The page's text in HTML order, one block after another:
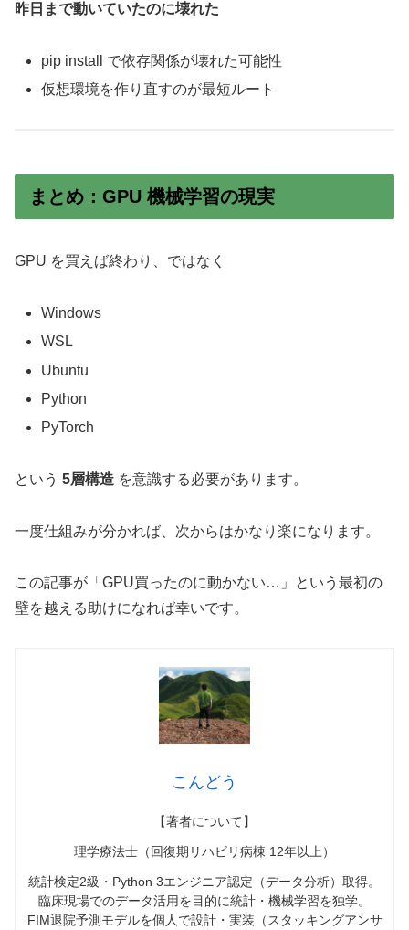
昨日まで動いていたのに壊れた
pip install で依存関係が壊れた可能性
仮想環境を作り直すのが最短ルート
まとめ：GPU 機械学習の現実
GPU を買えば終わり、ではなく
Windows
WSL
Ubuntu
Python
PyTorch
という 5層構造 を意識する必要があります。
一度仕組みが分かれば、次からはかなり楽になります。
この記事が「GPU買ったのに動かない…」という最初の
壁を越える助けになれば幸いです。
こんどう
【著者について】
理学療法士（回復期リハビリ病棟 12年以上）
統計検定2級・Python 3エンジニア認定（データ分析）取得。
臨床現場でのデータ活用を目的に統計・機械学習を独学。
FIM退院予測モデルを個人で設計・実装（スタッキングアンサ